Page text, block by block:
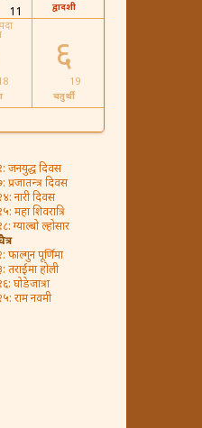
11 द्वादशी
६
19
चतुर्थी
जनयुद्ध दिवस
प्रजातन्त्र दिवस
नारी दिवस
महा शिवरात्रि
ग्याल्बो ल्होसार
फाल्गुन पूर्णिमा
तराईमा होली
घोडेजात्रा
राम नवमी